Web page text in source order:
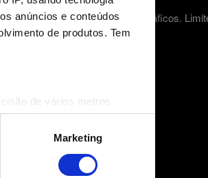
anúncios e conteúdos
de produtos. Tem
de vários metros
digital)
na
secção de detalhes
Marketing
do erro no caso de problemas gráficos.